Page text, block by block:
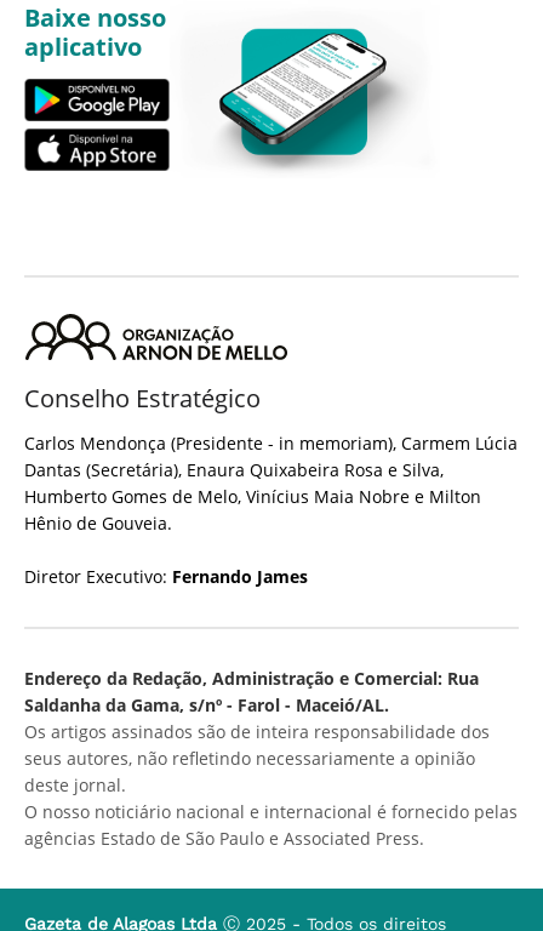
Baixe nosso
aplicativo
Conselho Estratégico
Carlos Mendonça (Presidente - in memoriam), Carmem Lúcia
Dantas (Secretária), Enaura Quixabeira Rosa e Silva,
Humberto Gomes de Melo, Vinícius Maia Nobre e Milton
Hênio de Gouveia.
Diretor Executivo: Fernando James
Endereço da Redação, Administração e Comercial: Rua
Saldanha da Gama, s/nº - Farol - Maceió/AL.
Os artigos assinados são de inteira responsabilidade dos
seus autores, não refletindo necessariamente a opinião
deste jornal.
O nosso noticiário nacional e internacional é fornecido pelas
agências Estado de São Paulo e Associated Press.
Gazeta de Alagoas Ltda Ⓒ 2025 - Todos os direitos